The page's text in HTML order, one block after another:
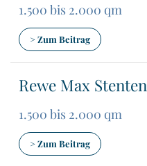
1.500 bis 2.000 qm
> Zum Beitrag
Rewe Max Stenten
1.500 bis 2.000 qm
> Zum Beitrag